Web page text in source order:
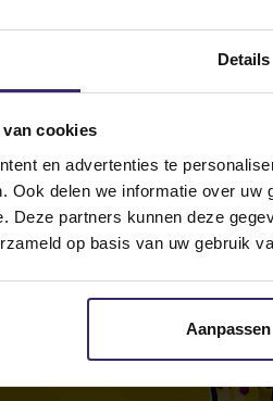
Details
cookies
en advertenties te
Ook delen we informatie over
Deze partners kunnen deze
op basis van uw gebruik
Aanpassen
this athlete